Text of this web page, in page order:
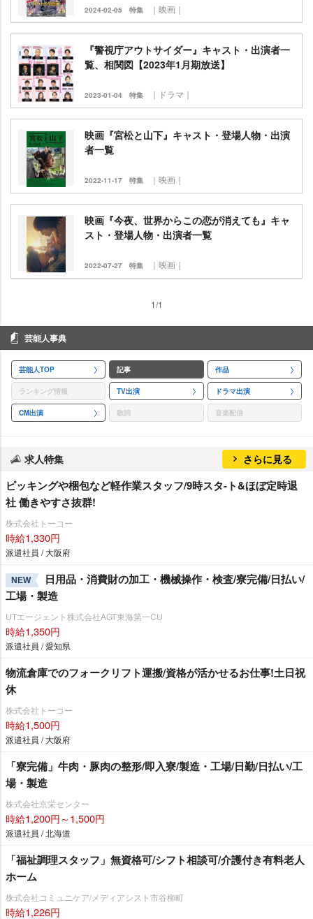
2024-02-05 特集 ｜映画｜
『警視庁アウトサイダー』キャスト・出演者一
覧、相関図【2023年1月期放送】
2023-01-04 特集 ｜ドラマ｜
映画『宮松と山下』キャスト・登場人物・出演
者一覧
2022-11-17 特集 ｜映画｜
映画『今夜、世界からこの恋が消えても』キャ
スト・登場人物・出演者一覧
2022-07-27 特集 ｜映画｜
1/1
芸能人事典
芸能人TOP 記事 作品
ランキング情報 TV出演 ドラマ出演
CM出演 歌詞 音楽配信
求人特集 さらに見る
ピッキングや梱包など軽作業スタッフ/9時スタ-ト&ほぼ定時退
社 働きやすさ抜群!
株式会社トーコー
時給1,330円
派遣社員 / 大阪府
NEW
日用品・消費財の加工・機械操作・検査/寮完備/日払い/
工場・製造
UTエージェント株式会社AGT東海第一CU
時給1,350円
派遣社員 / 愛知県
物流倉庫でのフォークリフト運搬/資格が活かせるお仕事!土日祝
休
株式会社トーコー
時給1,500円
派遣社員 / 大阪府
「寮完備」牛肉・豚肉の整形/即入寮/製造・工場/日勤/日払い/工
場・製造
株式会社京栄センター
時給1,200円～1,500円
派遣社員 / 北海道
「福祉調理スタッフ」無資格可/シフト相談可/介護付き有料老人
ホーム
株式会社コミュニケア/メディアシスト市谷柳町
時給1,226円